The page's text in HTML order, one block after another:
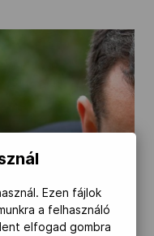
Ezen fájlok
a felhasználó
elfogad gombra